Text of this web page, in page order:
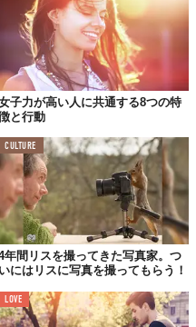
で華奢な身体つき
ちらかといえば低めの身長と
細く華奢な身体つきである
物を一生懸命に持ち上げよう
まらなくキュートに思える男
くなりますよね。
ともある
子力が高い人に共通する8つの特
と行動
CULTURE
年間リスを撮ってきた写真家。つ
いにはリスに写真を撮ってもらう！
LOVE